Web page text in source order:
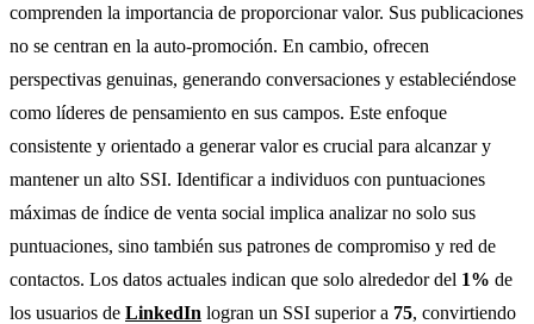
comprenden la importancia de proporcionar valor. Sus publicaciones
no se centran en la auto-promoción. En cambio, ofrecen
perspectivas genuinas, generando conversaciones y estableciéndose
como líderes de pensamiento en sus campos. Este enfoque
consistente y orientado a generar valor es crucial para alcanzar y
mantener un alto SSI. Identificar a individuos con puntuaciones
máximas de índice de venta social implica analizar no solo sus
puntuaciones, sino también sus patrones de compromiso y red de
contactos. Los datos actuales indican que solo alrededor del 1% de
los usuarios de LinkedIn logran un SSI superior a 75, convirtiendo